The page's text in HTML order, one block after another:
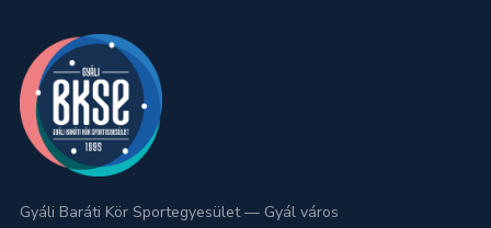
Gyáli Baráti Kör Sportegyesület — Gyál város